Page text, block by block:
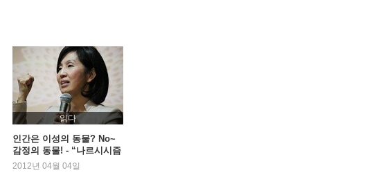
하는 것들
날 이해해 주지 않아
니다
실체
시다.
읽다
인간은 이성의 동물? No~
감정의 동물! - “나르시시즘
만 이해하면 인간관계 걱정
2012년 04월 04일